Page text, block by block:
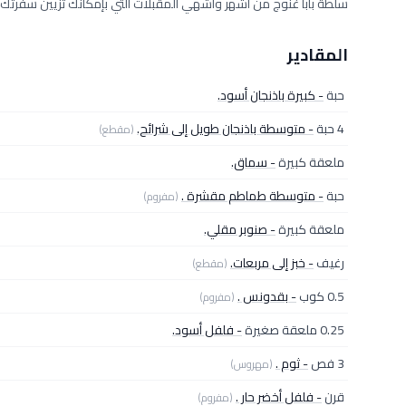
المقادير
حبة- كبيرة باذنجان أسود.
4 حبة
- متوسطة باذنجان طويل إلى شرائح.(مقطع)
ملعقة كبيرة- سماق.
حبة- متوسطة طماطم مقشرة .(مفروم)
ملعقة كبيرة- صنوبر مقلي.
رغيف- خبز إلى مربعات.(مقطع)
0.5 كوب - بقدونس .(مفروم)
0.25 ملعقة صغيرة
- فلفل أسود.
3 فص
- ثوم .(مهروس)
قرن- فلفل أخضر حار .(مفروم)